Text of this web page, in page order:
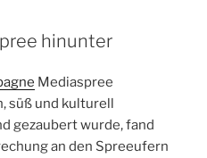
hinunter
Mediaspree
süß und kulturell
gezaubert wurde, fand
an den Spreeufern